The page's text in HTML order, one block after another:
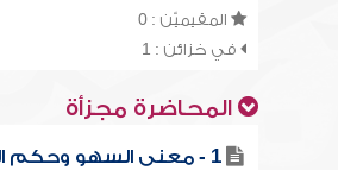
المقيميّن : 0
في خزائن : 1
المحاضرة مجزأة
1 - معنى السهو وحكم السجود له